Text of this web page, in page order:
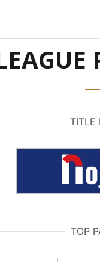
TITLE
TOP